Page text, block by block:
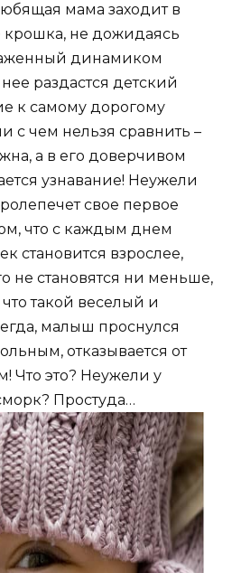
мама заходит в
крошка, не дожидаясь
динамиком
раздастся детский
к самому дорогому
с чем нельзя сравнить –
а в его доверчивом
узнавание! Неужели
свое первое
что с каждым днем
становится взрослее,
не становятся ни меньше,
такой веселый и
малыш проснулся
отказывается от
Что это? Неужели у
Простуда…